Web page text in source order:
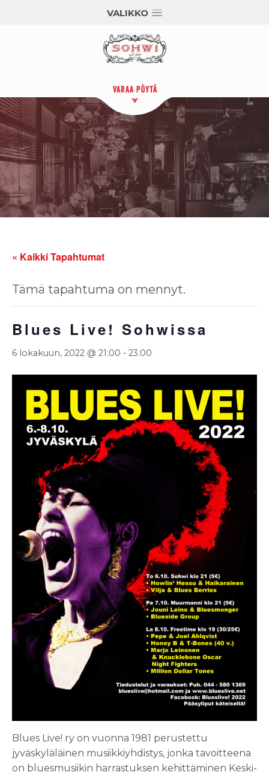
VALIKKO
VARAA PÖYTÄ
« Kaikki Tapahtumat
Tämä tapahtuma on mennyt.
Blues Live! Sohwissa
6 lokakuun, 2022 @ 21:00 - 23:00
Blues Live! ry on vuonna 1981 perustettu
jyväskyläläinen musiikkiyhdistys, jonka tavoitteena
on bluesmusiikin harrastuksen kehittäminen Keski-